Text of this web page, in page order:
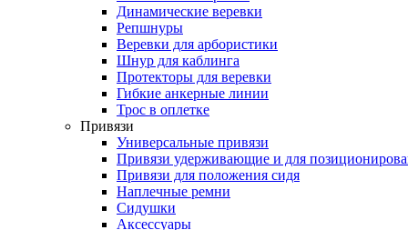
Динамические веревки
Репшнуры
Веревки для арбористики
Шнур для каблинга
Протекторы для веревки
Гибкие анкерные линии
Трос в оплетке
Привязи
Универсальные привязи
Привязи удерживающие и для
Привязи для положения сидя
Наплечные ремни
Сидушки
Аксессуары